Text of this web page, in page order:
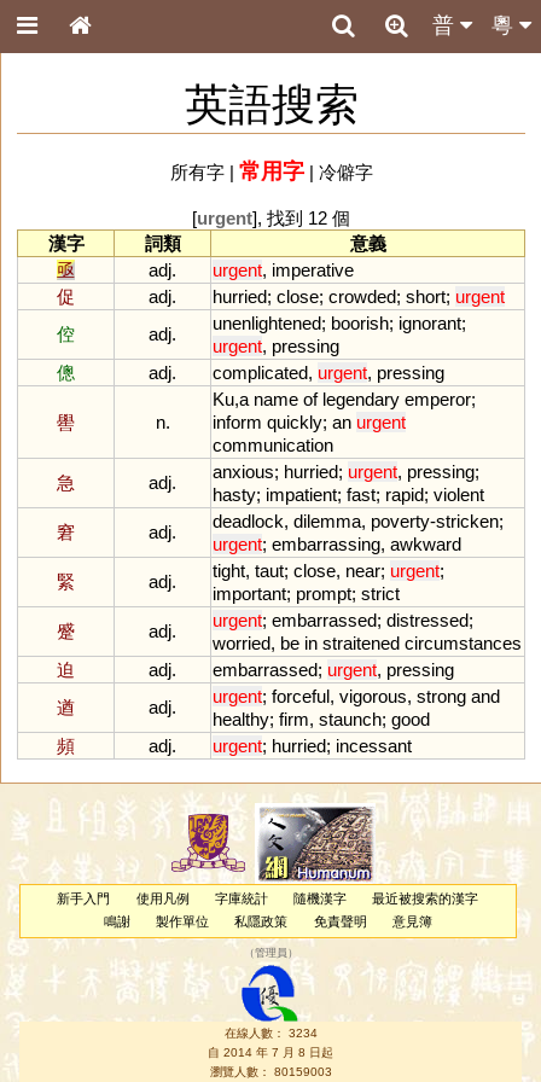
粵
普
英語搜索
所有字| 常用字| 冷僻字
[urgent], 找到 12 個
漢字
詞類
意義
亟
adj. urgent, imperative
促
adj. hurried; close; crowded; short; urgent
倥
adj.
unenlightened; boorish; ignorant;
urgent, pressing
傯
adj. complicated, urgent, pressing
嚳 n.
Ku,a name of legendary emperor;
inform quickly; an urgent
communication
急
adj.
anxious; hurried; urgent, pressing;
hasty; impatient; fast; rapid; violent
窘
adj.
deadlock, dilemma, poverty-stricken;
urgent; embarrassing, awkward
緊
adj.
tight, taut; close, near; urgent;
important; prompt; strict
蹙
adj.
urgent; embarrassed; distressed;
worried, be in straitened circumstances
迫
adj. embarrassed; urgent, pressing
遒
adj.
urgent; forceful, vigorous, strong and
healthy; firm, staunch; good
頻
adj. urgent; hurried; incessant
新手入門 使用凡例 字庫統計 隨機漢字
最近被搜索的漢字
鳴謝
製作單位 私隱政策 免責聲明 意見簿
（管理員 ）
在線人數： 3234
自 2014 年 7 月 8 日起
瀏覽人數： 80159003